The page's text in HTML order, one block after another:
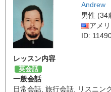
Andrew
男性 (34
アメ
ID:
レッスン内容
英会話
一般会話
日常会話 旅行会話 リスニン